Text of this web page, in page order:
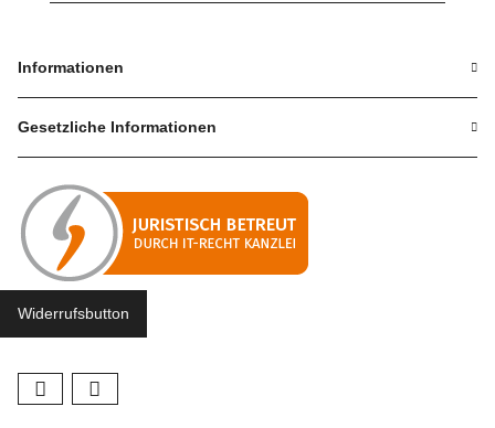
Informationen
Gesetzliche Informationen
Widerrufsbutton